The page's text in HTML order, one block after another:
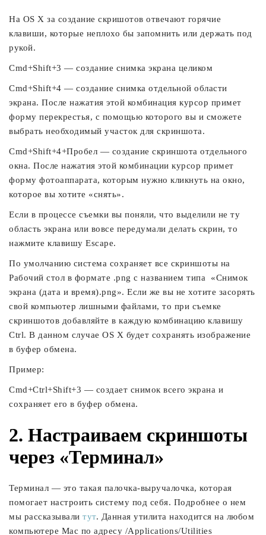
На OS X за создание скришотов отвечают горячие
клавиши, которые неплохо бы запомнить или держать под
рукой.
Сmd+Shift+3 — создание снимка экрана целиком
Cmd+Shift+4 — создание снимка отдельной области
экрана. После нажатия этой комбинация курсор примет
форму перекрестья, с помощью которого вы и сможете
выбрать необходимый участок для скриншота.
Cmd+Shift+4+Пробел — создание скриншота отдельного
окна. После нажатия этой комбинации курсор примет
форму фотоаппарата, которым нужно кликнуть на окно,
которое вы хотите «снять».
Если в процессе съемки вы поняли, что выделили не ту
область экрана или вовсе передумали делать скрин, то
нажмите клавишу Escape.
По умолчанию система сохраняет все скриншоты на
Рабочий стол в формате .png с названием типа «Снимок
экрана (дата и время).png». Если же вы не хотите засорять
свой компьютер лишными файлами, то при съемке
скриншотов добавляйте в каждую комбинацию клавишу
Ctrl. В данном случае OS X будет сохранять изображение
в буфер обмена.
Пример:
Cmd+Ctrl+Shift+3 — создает снимок всего экрана и
сохраняет его в буфер обмена.
2. Настраиваем скриншоты
через «Терминал»
Терминал — это такая палочка-выручалочка, которая
помогает настроить систему под себя. Подробнее о нем
мы рассказывали тут. Данная утилита находится на любом
компьютере Mac по адресу /Applications/Utilities